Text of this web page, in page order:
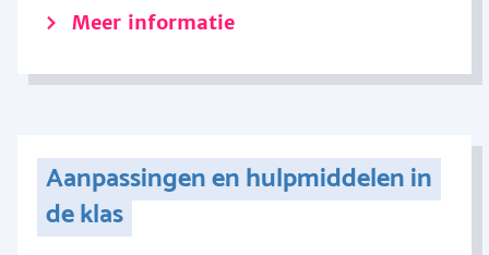
Meer informatie
Aanpassingen en hulpmiddelen in
de klas